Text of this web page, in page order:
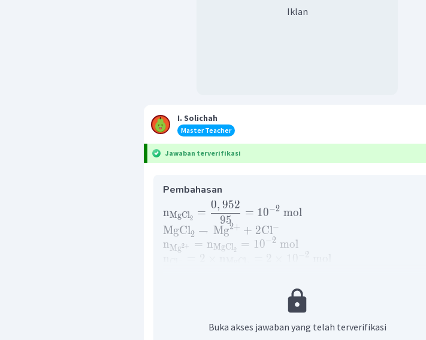
Iklan
I. Solichah
Master Teacher
Jawaban terverifikasi
Pembahasan
nMgCl2 =
95
0, 952
= 10−2 mol
MgCl2 → Mg2+ + 2Cl−
nMg2 + = nMgCl2 = 10−2 mol
2 2 0 2
mol
Dengan demikian, maka jawaban yang tepat adalah 0,03 mol
Buka akses jawaban yang telah terverifikasi